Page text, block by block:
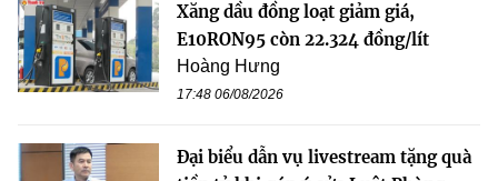
Xăng dầu đồng loạt giảm giá,
E10RON95 còn 22.324 đồng/lít
Hoàng Hưng
17:48 06/08/2026
Đại biểu dẫn vụ livestream tặng quà